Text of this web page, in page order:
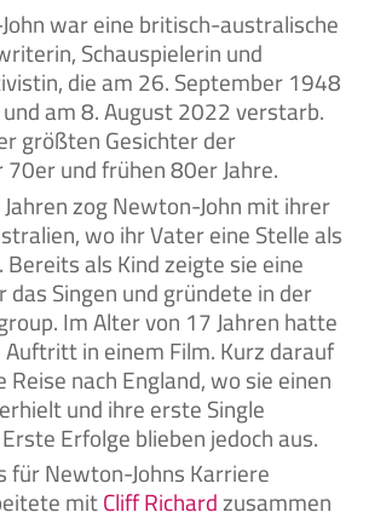
Schauspielerin und
die am 26. September 1948
am 8. August 2022 verstarb.
größten Gesichter der
und frühen 80er Jahre.
zog Newton-John mit ihrer
wo ihr Vater eine Stelle als
als Kind zeigte sie eine
Singen und gründete in der
Im Alter von 17 Jahren hatte
in einem Film. Kurz darauf
nach England, wo sie einen
und ihre erste Single
Erfolge blieben jedoch aus.
für Newton-Johns Karriere
mitCliff Richardzusammen